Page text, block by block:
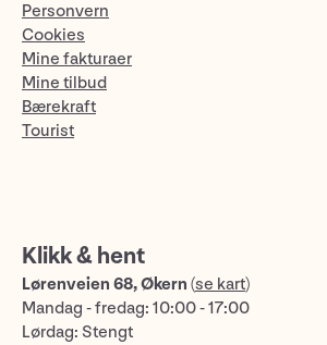
Personvern
Cookies
Mine fakturaer
Mine tilbud
Bærekraft
Tourist
Klikk & hent
Lørenveien 68, Økern (se kart)
Mandag - fredag: 10:00 - 17:00
Lørdag: Stengt